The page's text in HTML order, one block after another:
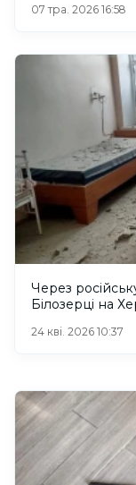
07 тра. 2026 16:58
Через
Білозерці на
24 кві. 2026 10:37